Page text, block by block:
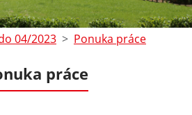
04/2023 Ponuka práce
práce